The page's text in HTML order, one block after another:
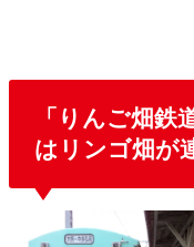
「りんご畑鉄
はリンゴ畑が